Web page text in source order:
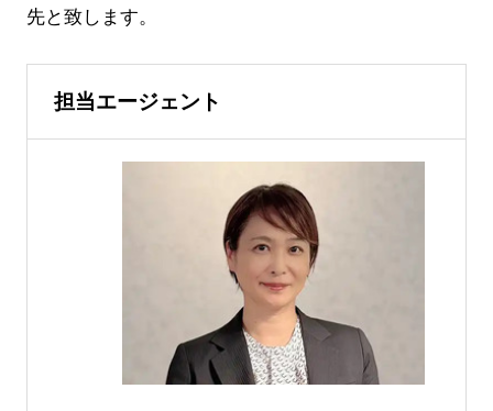
先と致します。
担当エージェント